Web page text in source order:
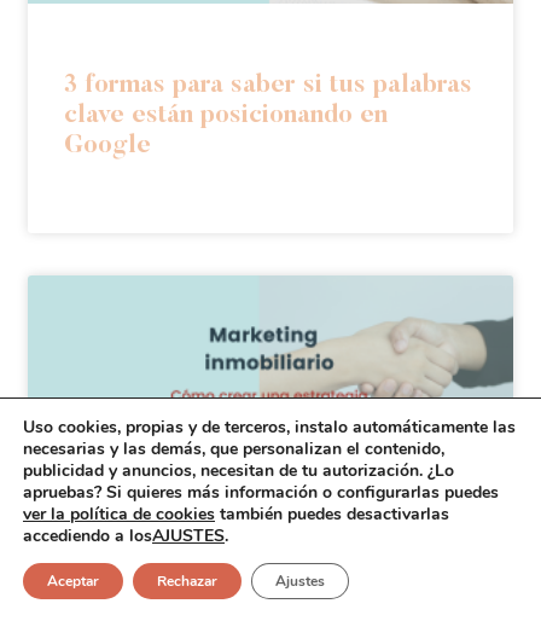
3 formas para saber si tus palabras
clave están posicionando en
Google
¿Cómo hacer marketing de
Uso cookies, propias y de terceros, instalo automáticamente las
necesarias y las demás, que personalizan el contenido,
publicidad y anuncios, necesitan de tu autorización. ¿Lo
apruebas? Si quieres más información o configurarlas puedes
ver la política de cookies también puedes desactivarlas
accediendo a losAJUSTES.
Aceptar Rechazar Ajustes